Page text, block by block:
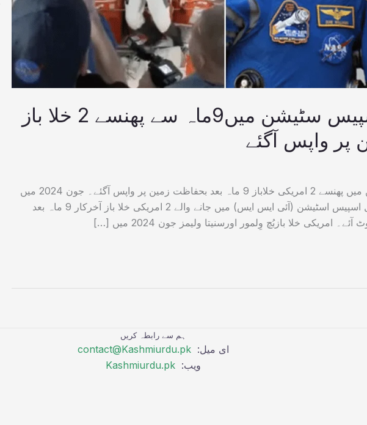
انٹرنیشنل اسپیس سٹیشن میں9ماہ سے پھنسے 2 خلا باز
پر واپس آگئے
انٹرنیشنل اسپیس اسٹیشن میں پھنسے 2 امریکی خلاباز 9 ماہ بعد بحفاظت زمین پر واپس آگئے۔ جون 2024 میں
8 روزہ مشن پر انٹرنیشنل اسپیس اسٹیشن (آئی ایس ایس) میں جانے والے 2 امریکی خلا باز آخرکار 9 ماہ بعد
امریکی خلا بازبُچ وِلمور اورسنیتا ولیمز جون 2024 میں […]
ہم سے رابطہ کریں
ای میل: contact@Kashmiurdu.pk
ویب: Kashmiurdu.pk